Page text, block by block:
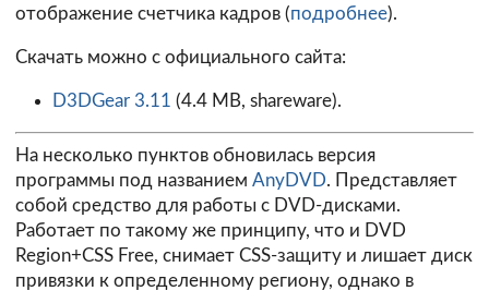
отображение счетчика кадров (подробнее).
Скачать можно с официального сайта:
D3DGear 3.11 (4.4 MB, shareware).
На несколько пунктов обновилась версия
программы под названием AnyDVD. Представляет
собой средство для работы с DVD-дисками.
Работает по такому же принципу, что и DVD
Region+CSS Free, снимает CSS-защиту и лишает диск
привязки к определенному региону, однако в